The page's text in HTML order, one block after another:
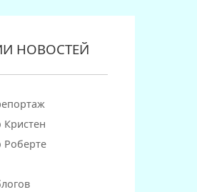
НОВОСТЕЙ
Кристен
Роберте